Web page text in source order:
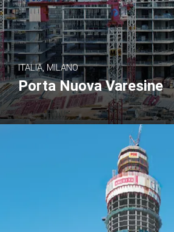
ITALIA, MILANO
Porta Nuova Varesine